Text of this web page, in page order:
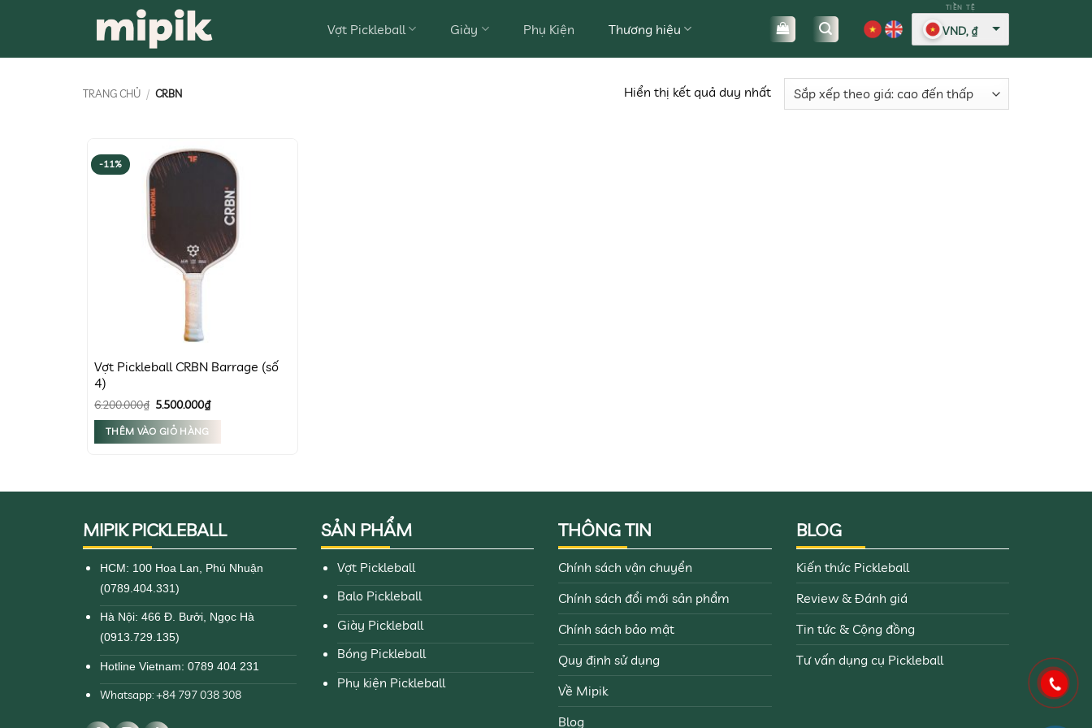
Vợt Pickleball Giày Phụ Kiện Thương hiệu VND, ₫
TRANG CHỦ / CRBN Hiển thị kết quả duy nhất
-11%
Vợt Pickleball CRBN Barrage (số
4)
6.200.000₫ Giá
là:
6.200.000₫.
5.500.000₫Giá
hiện
THÊM VÀO GIỎ HÀNG
MIPIK PICKLEBALL
HCM: 100 Hoa Lan, Phú Nhuận
(0789.404.331)
Hà Nội: 466 Đ. Bưởi, Ngọc Hà
(0913.729.135)
Hotline Vietnam: 0789 404 231
Whatsapp: +84 797 038 308
SẢN PHẨM
Vợt Pickleball
Balo Pickleball
Giày Pickleball
Bóng Pickleball
Phụ kiện Pickleball
THÔNG TIN
Chính sách vận chuyển
Chính sách đổi mới sản phẩm
Chính sách bảo mật
Quy định sử dụng
Về Mipik
Blog
BLOG
Kiến thức Pickleball
Review & Đánh giá
Tin tức & Cộng đồng
Tư vấn dụng cụ Pickleball